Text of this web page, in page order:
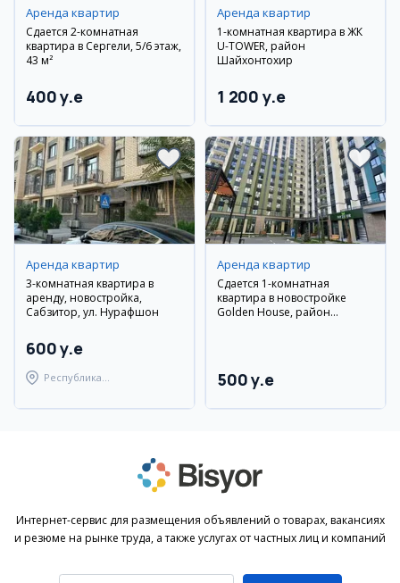
Аренда квартир
Сдается 2-комнатная
квартира в Сергели, 5/6 этаж,
43 м²
400 y.e
Аренда квартир
1-комнатная квартира в ЖК
U-TOWER, район
Шайхонтохир
1 200 y.e
Аренда квартир
3-комнатная квартира в
аренду, новостройка,
Сабзитор, ул. Нурафшон
600 y.e
Республика
Берунийский район
Аренда квартир
Сдается 1-комнатная
квартира в новостройке
Golden House, район
500 y.e
Интернет-сервис для размещения объявлений о товарах, вакансиях
и резюме на рынке труда, а также услугах от частных лиц и компаний